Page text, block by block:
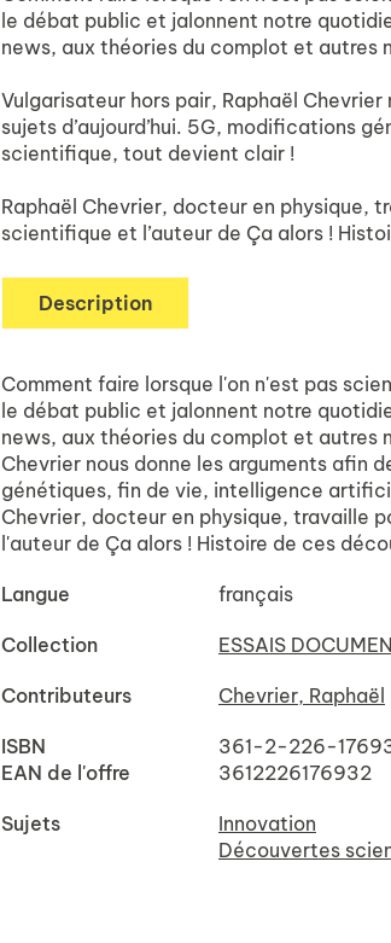
le débat public et jalonnent notre
news, aux théories du complot et autres
Vulgarisateur hors pair, Raphaël
sujets d’aujourd’hui. 5G, modifications
scientifique, tout devient clair !
Raphaël Chevrier, docteur en physique,
scientifique et l’auteur de Ça alors !
Description
Comment faire lorsque l'on n'est pas
le débat public et jalonnent notre
news, aux théories du complot et autres
Chevrier nous donne les arguments afin
génétiques, fin de vie, intelligence
Chevrier, docteur en physique, travaille
l'auteur de Ça alors ! Histoire de ces
Langue français
Collection ESSAIS
Contributeurs Chevrier, Raphaël
ISBN
361-2-226-
EAN de l'offre
3612226176932
Sujets
Innovation
Découvertes